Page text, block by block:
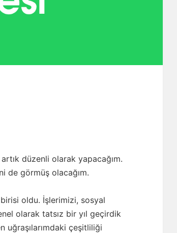
düzenli olarak yapacağım.
de görmüş olacağım.
birisi oldu. İşlerimizi, sosyal
olarak tatsız bir yıl geçirdik
uğraşılarımdaki çeşitliliği